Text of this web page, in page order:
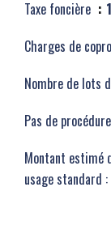
Taxe foncière
Charges de
Nombre de lots
Pas de
Montant estimé
usage standard